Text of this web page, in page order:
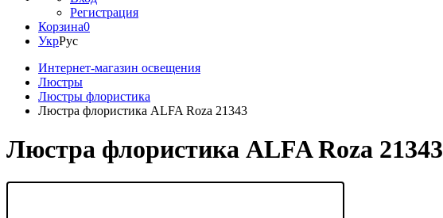
Регистрация
Корзина0
УкрРус
Интернет-магазин освещения
Люстры
Люстры флористика
Люстра флористика ALFA Roza 21343
Люстра флористика ALFA Roza 21343